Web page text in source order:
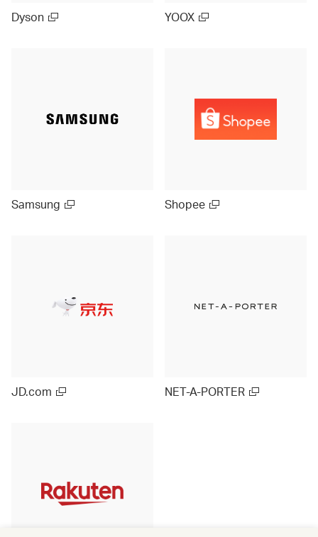
Dyson YOOX
Samsung Shopee
JD.com NET-A-PORTER